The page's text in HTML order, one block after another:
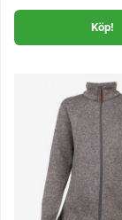
Köp!